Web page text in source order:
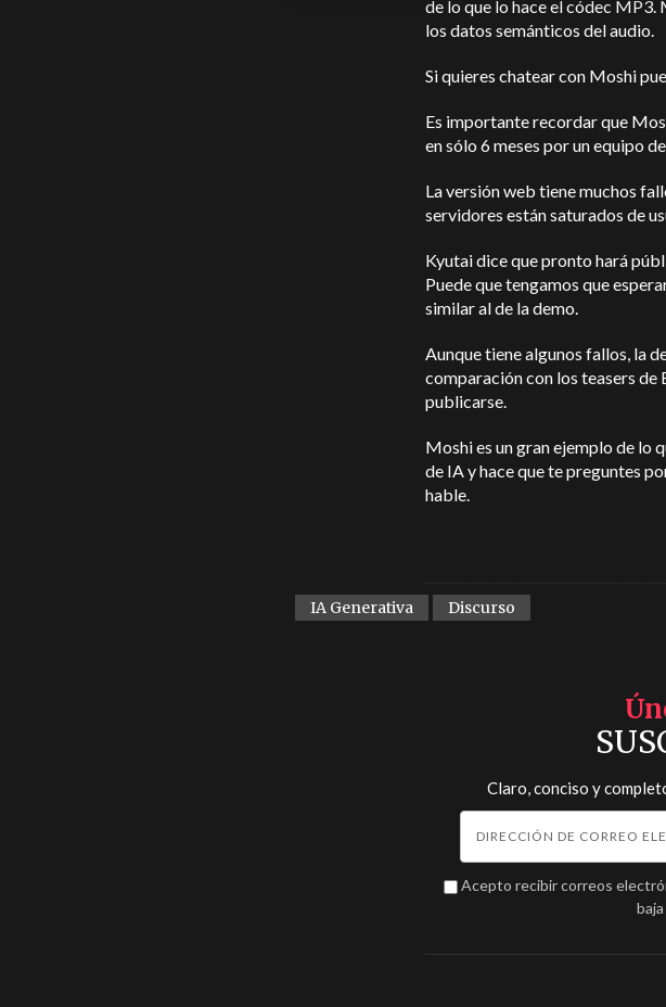
de lo que lo hace el códec
los datos semánticos del audio.
Si quieres chatear con Moshi
Es importante recordar que
en sólo 6 meses por un equipo
La versión web tiene muchos
servidores están saturados de
Kyutai dice que pronto hará
Puede que tengamos que
similar al de la demo.
Aunque tiene algunos fallos, la
comparación con los teasers de
publicarse.
Moshi es un gran ejemplo de lo
de IA y hace que te preguntes
hable.
IA Generativa Discurso
Claro, conciso y
Acepto recibir correos